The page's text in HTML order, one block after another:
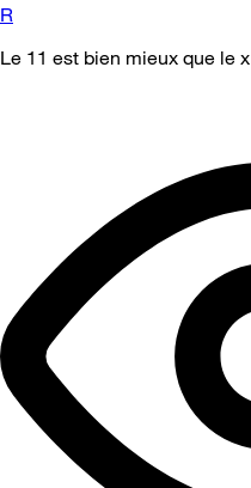
R
Le 11 est bien mieux que le x